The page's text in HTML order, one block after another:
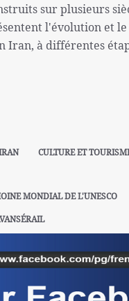
sur plusieurs
l'évolution et le
Iran, à différentes
CULTURE ET
MONDIAL DE L'UNESCO